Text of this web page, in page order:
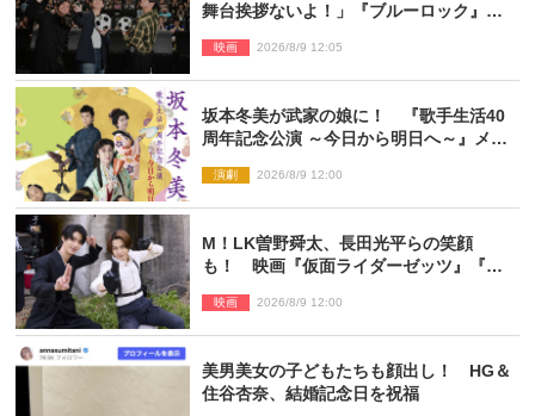
舞台挨拶ないよ！」『ブルーロック』自
映画 2026/8/9 12:05
坂本冬美が武家の娘に！ 『歌手生活40
周年記念公演 ～今日から明日へ～』メイ
演劇 2026/8/9 12:00
M！LK曽野舜太、長田光平らの笑顔
も！ 映画『仮面ライダーゼッツ』『超
ショット到着
映画 2026/8/9 12:00
美男美女の子どもたちも顔出し！ HG＆
住谷杏奈、結婚記念日を祝福